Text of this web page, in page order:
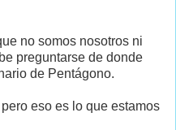
no somos nosotros ni
preguntarse de donde
de Pentágono.
eso es lo que estamos